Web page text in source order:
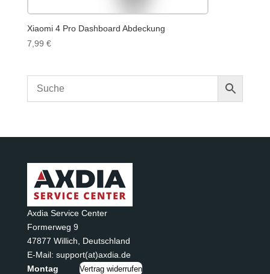
Xiaomi 4 Pro Dashboard Abdeckung
7,99 €
Axdia Service Center
Formerweg 9
47877 Willich
Deutschland
E-Mail: support(at)axdia.de
Montag
Vertrag widerrufen